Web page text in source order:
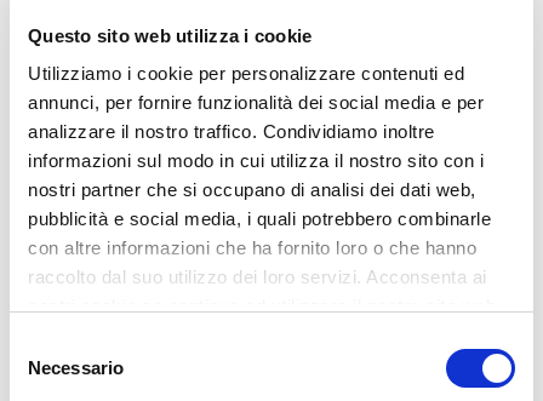
Questo sito web utilizza i cookie
Utilizziamo i cookie per personalizzare contenuti ed
annunci, per fornire funzionalità dei social media e per
analizzare il nostro traffico. Condividiamo inoltre
informazioni sul modo in cui utilizza il nostro sito con i
nostri partner che si occupano di analisi dei dati web,
pubblicità e social media, i quali potrebbero combinarle
con altre informazioni che ha fornito loro o che hanno
raccolto dal suo utilizzo dei loro servizi. Acconsenta ai
delNecessario
Redeveloping Florida’s Remote Southern Coast
How We Manage Large Construction Projects
Future proofing a modern home
Commenti recenti
Un commentatore di WordPress